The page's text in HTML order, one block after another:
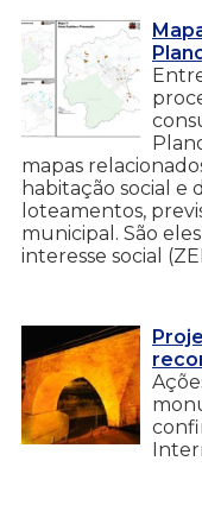
mapas
habitação social e
loteamentos,
municipal. São
interesse social